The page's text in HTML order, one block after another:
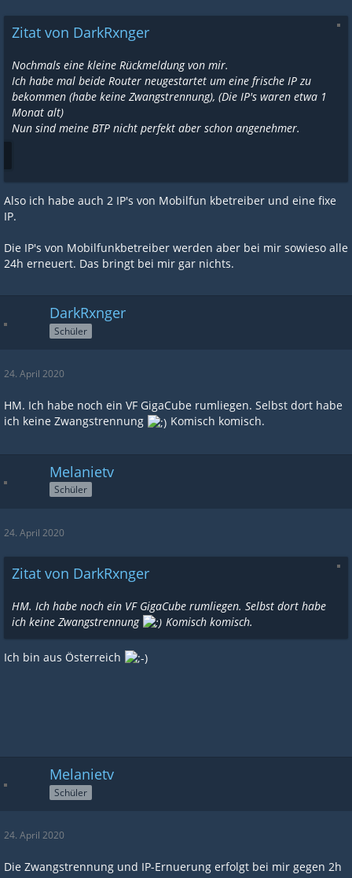
Zitat von DarkRxnger
Nochmals eine kleine Rückmeldung von mir.
Ich habe mal beide Router neugestartet um eine frische IP zu
bekommen (habe keine Zwangstrennung), (Die IP's waren etwa 1
Monat alt)
Nun sind meine BTP nicht perfekt aber schon angenehmer.
Also ich habe auch 2 IP's von Mobilfun kbetreiber und eine fixe
IP.
Die IP's von Mobilfunkbetreiber werden aber bei mir sowieso alle
24h erneuert. Das bringt bei mir gar nichts.
DarkRxnger
Schüler
24. April 2020
HM. Ich habe noch ein VF GigaCube rumliegen. Selbst dort habe
ich keine Zwangstrennung
Komisch komisch.
Melanietv
Schüler
24. April 2020
Zitat von DarkRxnger
HM. Ich habe noch ein VF GigaCube rumliegen. Selbst dort habe
ich keine Zwangstrennung
Komisch komisch.
Ich bin aus Österreich
Melanietv
Schüler
24. April 2020
Die Zwangstrennung und IP-Ernuerung erfolgt bei mir gegen 2h